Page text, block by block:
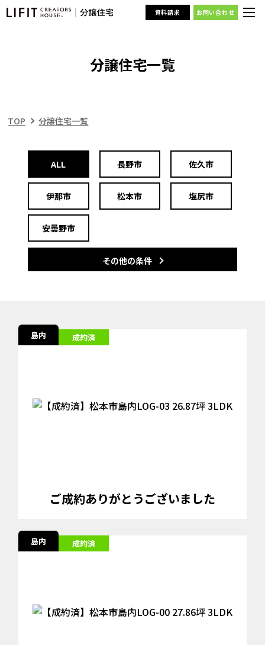
資料請求 お問い合わせ
分譲住宅一覧
TOP 分譲住宅一覧
ALL 長野市 佐久市
伊那市 松本市 塩尻市
安曇野市
その他の条件
島内 成約済
ご成約ありがとうございました
島内 成約済